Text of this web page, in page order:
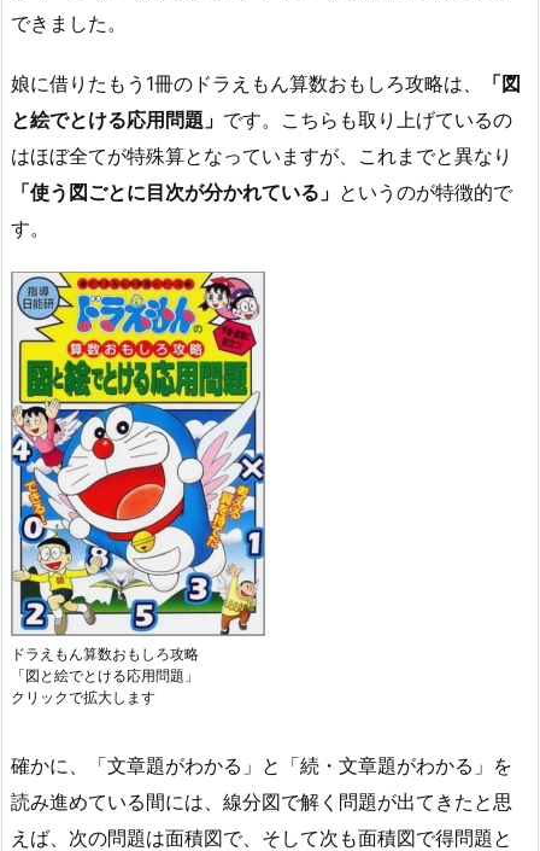
できました。
娘に借りたもう1冊のドラえもん算数おもしろ攻略は、
「図
と絵でとける応用問題」 です。こちらも取り上げているの
はほぼ全てが特殊算となっていますが、これまでと異なり
「使う図ごとに目次が分かれている」 というのが特徴的で
す。
ドラえもん算数おもしろ攻略
「図と絵でとける応用問題」
クリックで拡大します
確かに、「文章題がわかる」と「続・文章題がわかる」を
読み進めている間には、線分図で解く問題が出てきたと思
えば、次の問題は面積図で、そして次も面積図で得問題と